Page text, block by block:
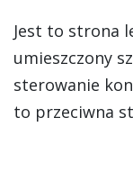
Jest to strona
umieszczony
sterowanie
to przeciwna